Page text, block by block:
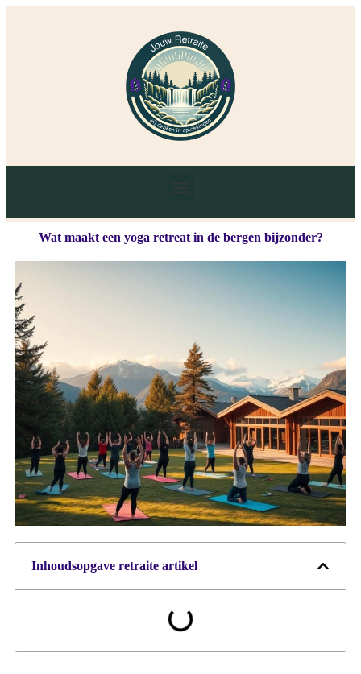
Wat maakt een yoga retreat in de bergen bijzonder?
Inhoudsopgave retraite artikel